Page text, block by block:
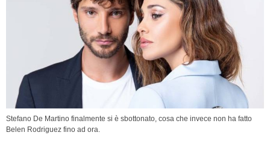
Stefano De Martino finalmente si è sbottonato, cosa che invece non ha fatto
Belen Rodriguez fino ad ora.